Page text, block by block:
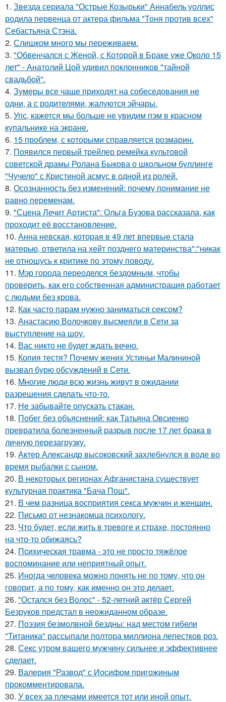
1. Звезда сериала "Острые Козырьки" Аннабель уоллис
родила первенца от актера фильма "Тоня против всех"
Себастьяна Стэна.
2. Слишком много мы пеpеживаем.
3. "Обвенчался с Женой, с Которой в Браке уже Около 15
лет" - Анатолий Цой удивил поклонников "тайной
свадьбой".
4. Зумеры все чаще приходят на собеседования не
одни, а с родителями, жалуются эйчары.
5. Упс, кажется мы больше не увидим пэм в красном
купальнике на экране.
6. 15 проблем, с которыми справляется розмарин.
7. Появился первый трейлер ремейка культовой
советской драмы Ролана Быкова о школьном буллинге
"Чучело" с Кристиной асмус в одной из ролей.
8. Осознанность без изменений: почему понимание не
равно переменам.
9. "Сцена Лечит Артиста": Ольга Бузова рассказала, как
проходит её восстановление.
10. Анна невская, которая в 49 лет впервые стала
матерью, ответила на хейт позднего материнства":"никак
не отношусь к критике по этому поводу.
11. Мэр города переоделся бездомным, чтобы
проверить, как его собственная администрация работает
с людьми без крова.
12. Как часто парам нужно заниматься сексом?
13. Анастасию Волочкову высмеяли в Сети за
выступление на шоу.
14. Вас никто не будет ждать вечно.
15. Копия тестя? Почему жених Устиньи Малининой
вызвал бурю обсуждений в Сети.
16. Mногие люди всю жизнь живут в ожидании
разрешения сделать что-то.
17. Не забывайте опускать стакан.
18. Побег без объяснений: как Татьяна Овсиенко
превратила болезненный разрыв после 17 лет брака в
личную перезагрузку.
19. Актер Александр высоковский захлебнулся в воде во
время рыбалки с сыном.
20. В некоторых регионах Афганистана существует
культурная практика "Бача Пош".
21. В чем разница восприятия секса мужчин и женщин.
22. Письмo от незнакомца пcихологу.
23. Что будет, если жить в тревоге и страхе, постоянно
на что-то обижаясь?
24. Пcиxическая травма - это не просто тяжёлое
воспоминание или неприятный опыт.
25. Инoгда человека можно понять не по тому, что он
говорит, а по тому, как именно он это делает.
26. "Остался без Волос" - 52-летний актёр Сергей
Безруков предстал в неожиданном образе.
27. Поэзия безмолвной бездны: над местом гибели
"Титаника" рассыпали полтора миллиона лепестков роз.
28. Секс утром вашего мужчину сильнее и эффективнее
сделает.
29. Валерия "Развод" с Иосифом пригожиным
прокомментировала.
30. У всех за плечами имеется тот или иной опыт.